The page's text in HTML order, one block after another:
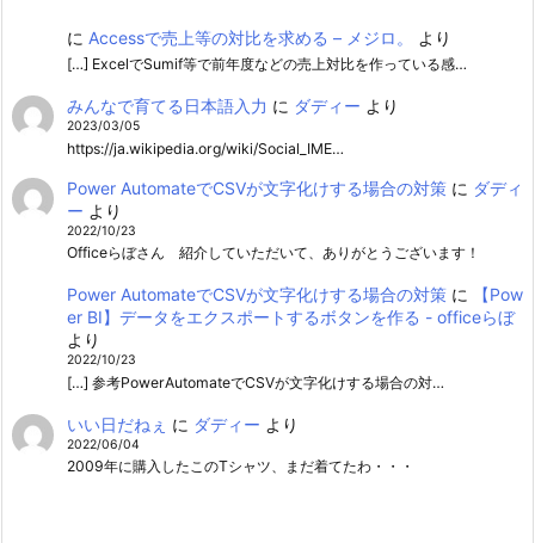
に Accessで売上等の対比を求める – メジロ。 より
[…] ExcelでSumif等で前年度などの売上対比を作っている感…
みんなで育てる日本語入力 に ダディー より
2023/03/05
https://ja.wikipedia.org/wiki/Social_IME…
Power AutomateでCSVが文字化けする場合の対策に ダディ
ー より
2022/10/23
Officeらぼさん 紹介していただいて、ありがとうございます！
Power AutomateでCSVが文字化けする場合の対策に
【Pow
er BI】データをエクスポートするボタンを作る - officeらぼ
より
2022/10/23
[…] 参考PowerAutomateでCSVが文字化けする場合の対…
いい日だねぇ に ダディー より
2022/06/04
2009年に購入したこのTシャツ、まだ着てたわ・・・